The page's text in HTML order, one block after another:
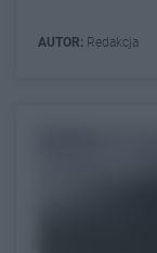
AUTOR: Redakcja